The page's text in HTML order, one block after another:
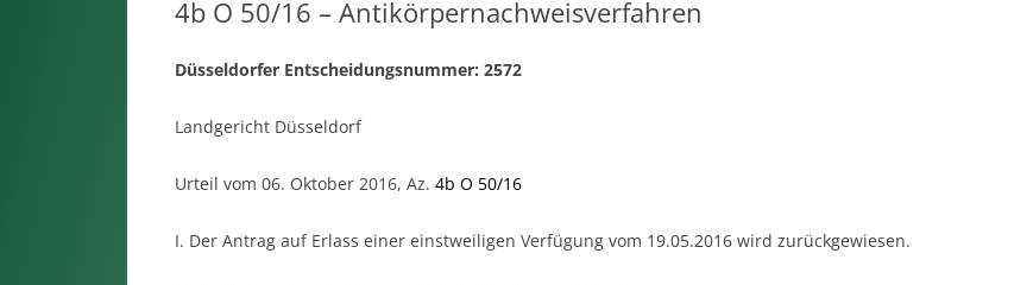
4b O 50/16 – Antikörpernachweisverfahren
Düsseldorfer Entscheidungsnummer: 2572
Landgericht Düsseldorf
Urteil vom 06. Oktober 2016, Az. 4b O 50/16
I. Der Antrag auf Erlass einer einstweiligen Verfügung vom 19.05.2016 wird zurückgewiesen.